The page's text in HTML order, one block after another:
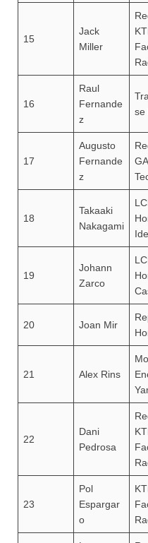
15
Jack
Miller
16
Raul
Fernande
z
se
17
Augusto
Fernande
z
18
Takaaki
Nakagami
19
Johann
Zarco
20 Joan Mir
21 Alex Rins
22
Dani
Pedrosa
23
Pol
Espargar
o